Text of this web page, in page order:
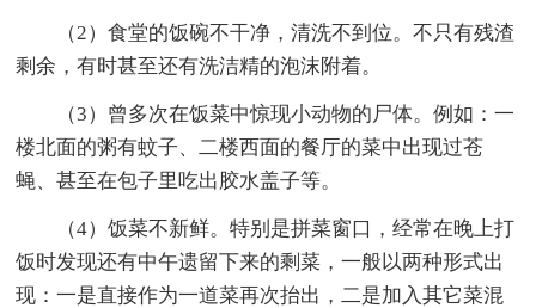
（2）食堂的饭碗不干净，清洗不到位。不只有残渣
剩余，有时甚至还有洗洁精的泡沫附着。
（3）曾多次在饭菜中惊现小动物的尸体。例如：一
楼北面的粥有蚊子、二楼西面的餐厅的菜中出现过苍
蝇、甚至在包子里吃出胶水盖子等。
（4）饭菜不新鲜。特别是拼菜窗口，经常在晚上打
饭时发现还有中午遗留下来的剩菜，一般以两种形式出
现：一是直接作为一道菜再次抬出，二是加入其它菜混